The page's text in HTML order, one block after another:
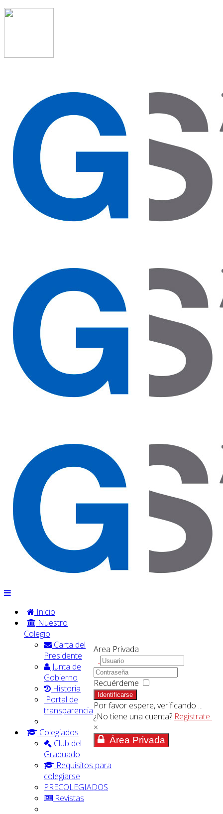
Area Privada
Recuérdeme
Identificarse
Por favor espere, verificando ...
¿No tiene una cuenta? Registrate
×
Área Privada
Inicio
Nuestro
Colegio
Carta del
Presidente
Junta de
Gobierno
Historia
Portal de
transparencia
Colegiados
Club del
Graduado
Requisitos para
colegiarse
PRECOLEGIADOS
Revistas